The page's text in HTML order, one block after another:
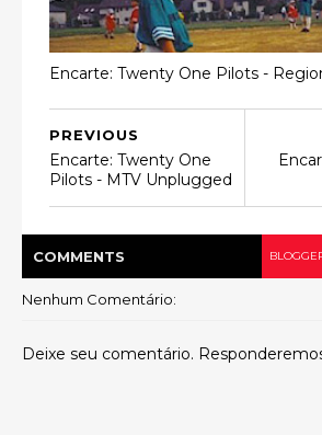
Encarte: Twenty One Pilots -
PREVIOUS
Encarte: Twenty One
Pilots - MTV Unplugged
COMMENTS
Nenhum Comentário:
Deixe seu comentário.